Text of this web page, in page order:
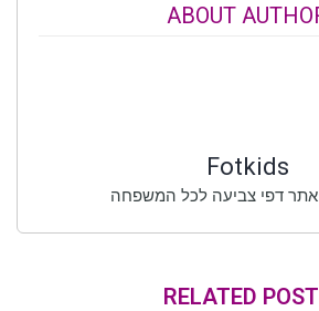
ABOUT
Fotkids
אתר דפי צביעה לכל המשפחה
RELATED